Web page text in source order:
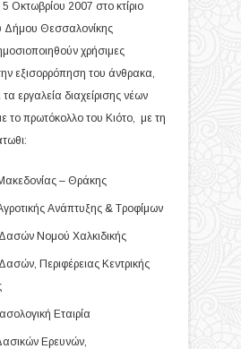
Οκτωβρίου 2007 στο κτίριο
Δήμου Θεσσαλονίκης
χρήσιμες
εξισορρόπηση του άνθρακα,
εργαλεία διαχείρισης νέων
πρωτόκολλο του Κιότο, με τη
– Θράκης
Ανάπτυξης & Τροφίμων
Νομού Χαλκιδικής
Περιφέρειας Κεντρικής
Εταιρία
Ερευνών,